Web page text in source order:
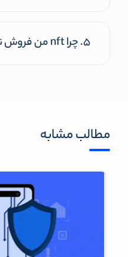
۵. چرا nft من فروش نمیره؟
مطالب مشابه